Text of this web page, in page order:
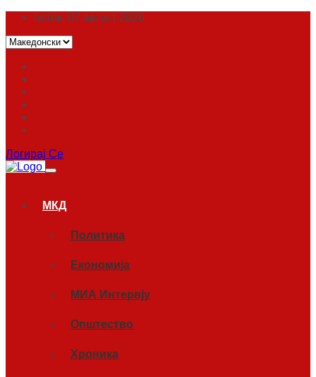
петок, 07 август 2026
Логирај Се
МКД
Политика
Економија
МИА Интервју
Општество
Хроника